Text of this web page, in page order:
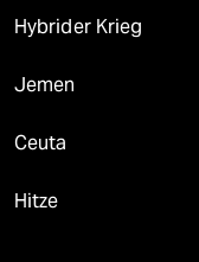
Hybrider Krieg
Jemen
Ceuta
Hitze